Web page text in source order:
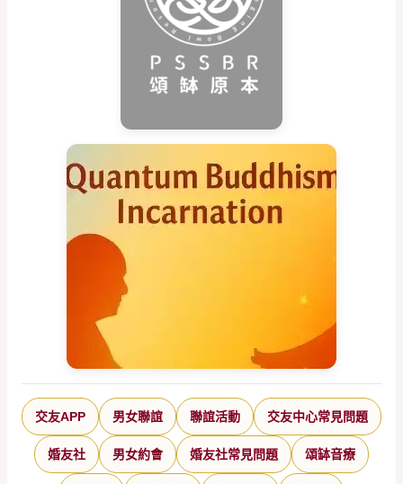
交友APP 男女聯誼 聯誼活動 交友中心常見問題
婚友社 男女約會 婚友社常見問題 頌缽音療